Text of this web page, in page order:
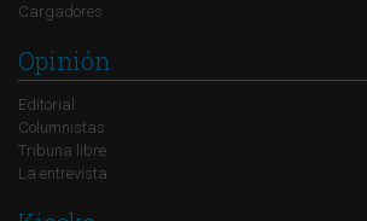
Cargadores
Opinión
Editorial
Columnistas
Tribuna libre
La entrevista